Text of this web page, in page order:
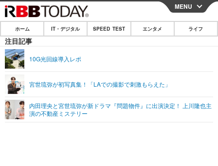
CLOSE
ホーム
IT・デジタル
ショッピング その他
エンタメ
エンタメTOP
ライフ
MENU
ホーム IT・デジタル SPEED TEST エンタメ ライフ
注目記事
10G光回線導入レポ
宮世琉弥が初写真集！「LAでの撮影で刺激もらえた」
内田理央と宮世琉弥が新ドラマ『問題物件』に出演決定！ 上川隆也主
演の不動産ミステリー